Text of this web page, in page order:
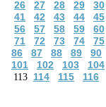
26
27 28 29 30
41
42 43 44 45
56
57 58 59 60
71
72 73 74 75
86
87 88 89 90
101
102 103 104
113 114 115 116